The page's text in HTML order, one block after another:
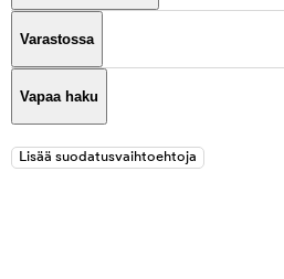
Varastossa
Vapaa haku